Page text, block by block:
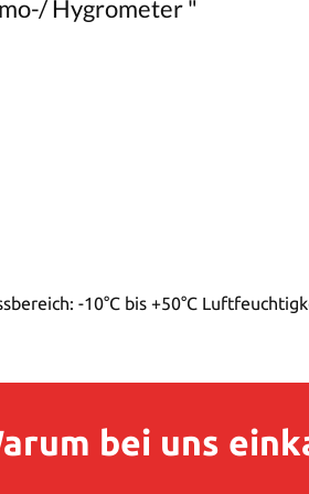
Hygrometer "
-10°C bis +50°C
bei uns